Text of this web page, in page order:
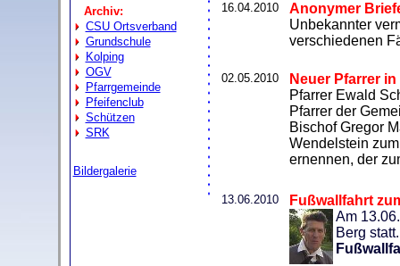
Archiv:
CSU Ortsverband
Grundschule
Kolping
OGV
Pfarrgemeinde
Pfeifenclub
Schützen
SRK
Bildergalerie
16.04.2010
Anonymer
Unbekannter
verschiedenen
02.05.2010
Neuer Pfarrer
Pfarrer Ewald
Pfarrer der
Bischof Gregor
Wendelstein
ernennen, der
13.06.2010
Fußwallfahrt
Am
Berg